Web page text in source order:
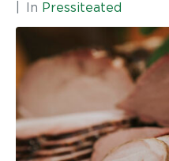
In Pressiteated